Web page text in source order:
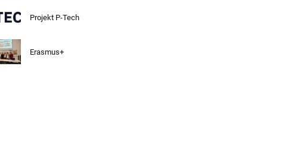
Projekt P-Tech
Erasmus+